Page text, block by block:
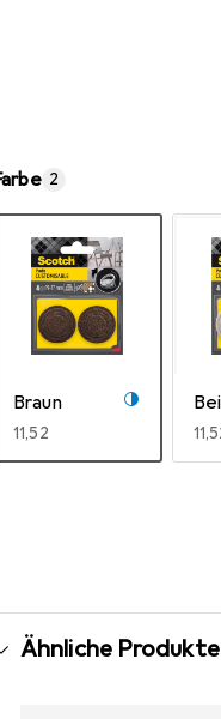
2
Braun
EUR
11,52
Ähnliche